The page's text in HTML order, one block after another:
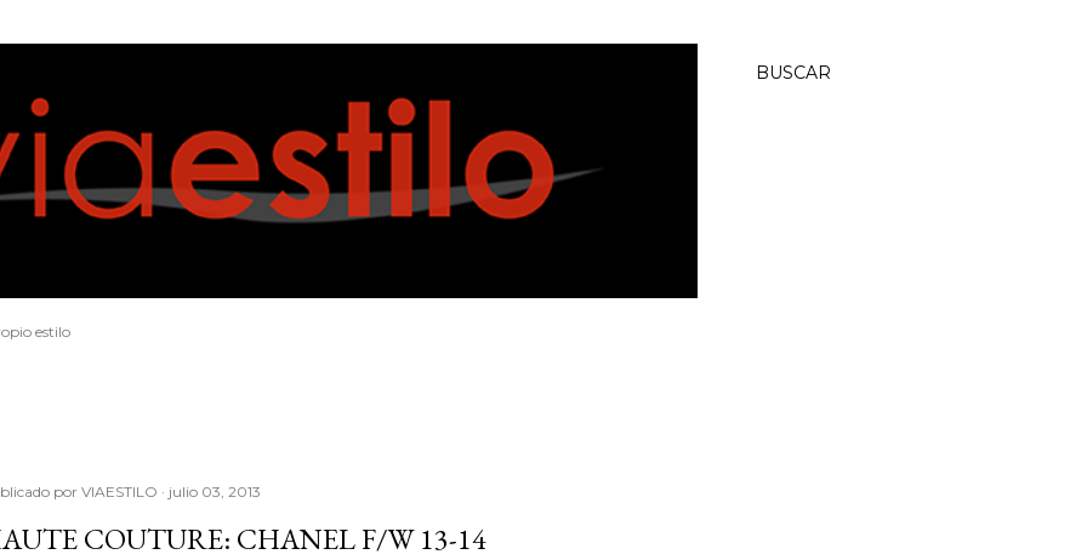
BUSCAR
estilo
por VIAESTILO julio 03, 2013
COUTURE: CHANEL F/W 13-14